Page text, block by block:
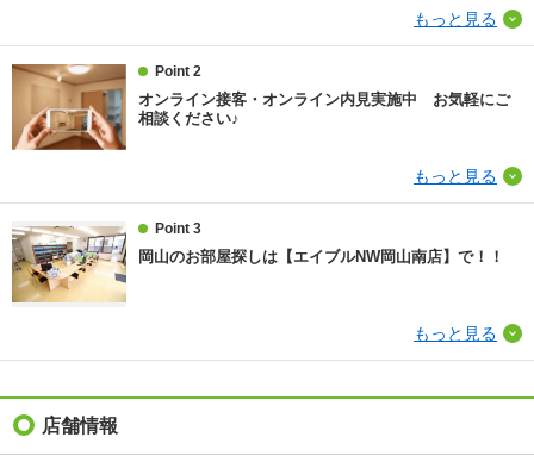
証料 50％～
ほか初期費用 合計1.43万円（内訳：鍵交換代 14300円税込）
情報更新日 2026/08/08
次回更新予定日
JR伯備線 庭瀬駅徒歩34分/お気軽にお問い合わせくだ
もっと見る
Point 2
オンライン接客・オンライン内見実施中 お気軽にご
相談ください♪
もっと見る
Point 3
岡山のお部屋探しは【エイブルNW岡山南店】で！！
もっと見る
店舗情報